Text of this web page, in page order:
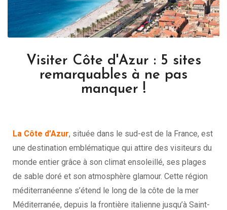
Visiter Côte d'Azur : 5 sites
remarquables à ne pas
manquer !
La Côte d’Azur, située dans le sud-est de la France, est
une destination emblématique qui attire des visiteurs du
monde entier grâce à son climat ensoleillé, ses plages
de sable doré et son atmosphère glamour. Cette région
méditerranéenne s’étend le long de la côte de la mer
Méditerranée, depuis la frontière italienne jusqu’à Saint-